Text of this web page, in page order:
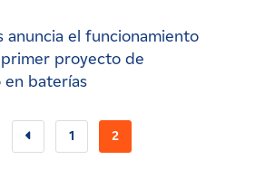
anuncia el funcionamiento
proyecto de
en baterías
1 2